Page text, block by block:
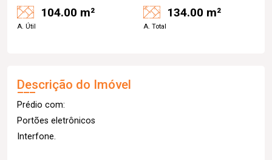
104.00 m²
A. Útil
134.00 m²
A. Total
Descrição do Imóvel
Prédio com:
Portões eletrônicos
Interfone.